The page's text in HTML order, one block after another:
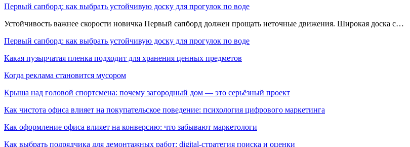
Первый сапборд: как выбрать устойчивую доску для прогулок по воде
Устойчивость важнее скорости новичка Первый сапборд должен прощать неточные движения. Широкая доска с…
Первый сапборд: как выбрать устойчивую доску для прогулок по воде
Какая пузырчатая пленка подходит для хранения ценных предметов
Когда реклама становится мусором
Крыша над головой спортсмена: почему загородный дом — это серьёзный проект
Как чистота офиса влияет на покупательское поведение: психология цифрового маркетинга
Как оформление офиса влияет на конверсию: что забывают маркетологи
Как выбрать подрядчика для демонтажных работ: digital-стратегия поиска и оценки